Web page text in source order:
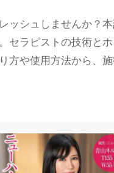
シュしませんか？
ラピストの技術と
や使用方法から、